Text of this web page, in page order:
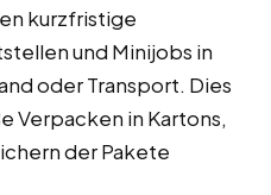
kurzfristige
und Minijobs in
oder Transport. Dies
Verpacken in Kartons,
der Pakete